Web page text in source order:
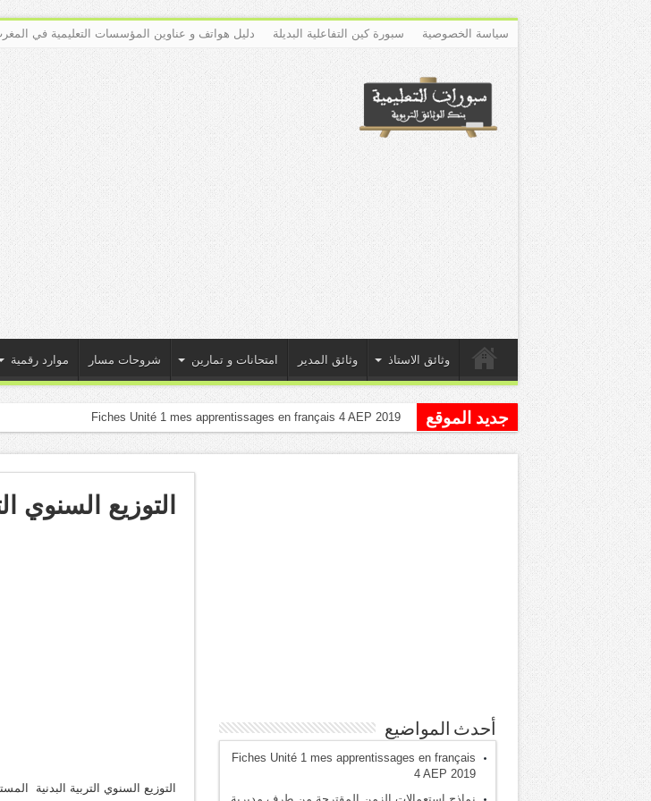
سياسة الخصوصية سبورة كين التفاعلية البديلة دليل هواتف و عناوين المؤسسات التعليمية في
وثائق الاستاذ وثائق المدير امتحانات و تمارين شروحات مسار موارد رقمية
جديد الموقع نماذج است
التوزيع السنوي
التوزيع السنوي التربية البدنية
أحدث المواضيع
Fiches Unité 1 mes apprentissages en français
4 AEP 2019